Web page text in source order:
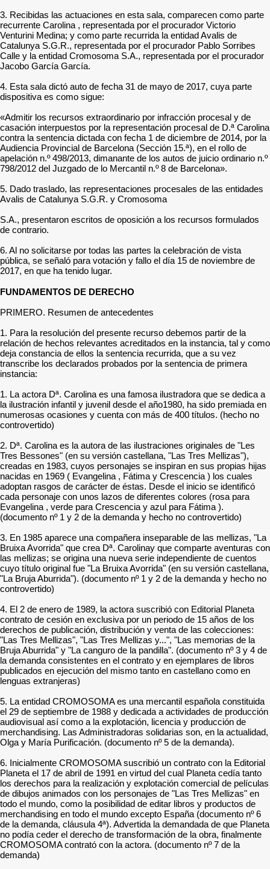
3. Recibidas las actuaciones en esta sala, comparecen como parte
recurrente Carolina , representada por el procurador Victorio
Venturini Medina; y como parte recurrida la entidad Avalis de
Catalunya S.G.R., representada por el procurador Pablo Sorribes
Calle y la entidad Cromosoma S.A., representada por el procurador
Jacobo García García.
4. Esta sala dictó auto de fecha 31 de mayo de 2017, cuya parte
dispositiva es como sigue:
«Admitir los recursos extraordinario por infracción procesal y de
casación interpuestos por la representación procesal de D.ª Carolina
contra la sentencia dictada con fecha 1 de diciembre de 2014, por la
Audiencia Provincial de Barcelona (Sección 15.ª), en el rollo de
apelación n.º 498/2013, dimanante de los autos de juicio ordinario n.º
798/2012 del Juzgado de lo Mercantil n.º 8 de Barcelona».
5. Dado traslado, las representaciones procesales de las entidades
Avalis de Catalunya S.G.R. y Cromosoma
S.A., presentaron escritos de oposición a los recursos formulados
de contrario.
6. Al no solicitarse por todas las partes la celebración de vista
pública, se señaló para votación y fallo el día 15 de noviembre de
2017, en que ha tenido lugar.
FUNDAMENTOS DE DERECHO
PRIMERO. Resumen de antecedentes
1. Para la resolución del presente recurso debemos partir de la
relación de hechos relevantes acreditados en la instancia, tal y como
deja constancia de ellos la sentencia recurrida, que a su vez
transcribe los declarados probados por la sentencia de primera
instancia:
1. La actora Dª. Carolina es una famosa ilustradora que se dedica a
la ilustración infantil y juvenil desde el año1980, ha sido premiada en
numerosas ocasiones y cuenta con más de 400 títulos. (hecho no
controvertido)
2. Dª. Carolina es la autora de las ilustraciones originales de "Les
Tres Bessones" (en su versión castellana, "Las Tres Mellizas"),
creadas en 1983, cuyos personajes se inspiran en sus propias hijas
nacidas en 1969 ( Evangelina , Fátima y Crescencia ) los cuales
adoptan rasgos de carácter de éstas. Desde el inicio se identificó
cada personaje con unos lazos de diferentes colores (rosa para
Evangelina , verde para Crescencia y azul para Fátima ).
(documento nº 1 y 2 de la demanda y hecho no controvertido)
3. En 1985 aparece una compañera inseparable de las mellizas, "La
Bruixa Avorrida" que crea Dª. Carolinay que comparte aventuras con
las mellizas; se origina una nueva serie independiente de cuentos
cuyo título original fue "La Bruixa Avorrida" (en su versión castellana,
"La Bruja Aburrida"). (documento nº 1 y 2 de la demanda y hecho no
controvertido)
4. El 2 de enero de 1989, la actora suscribió con Editorial Planeta
contrato de cesión en exclusiva por un periodo de 15 años de los
derechos de publicación, distribución y venta de las colecciones:
"Las Tres Mellizas", "Las Tres Mellizas y...", "Las memorias de la
Bruja Aburrida" y "La canguro de la pandilla". (documento nº 3 y 4 de
la demanda consistentes en el contrato y en ejemplares de libros
publicados en ejecución del mismo tanto en castellano como en
lenguas extranjeras)
5. La entidad CROMOSOMA es una mercantil española constituida
el 29 de septiembre de 1988 y dedicada a actividades de producción
audiovisual así como a la explotación, licencia y producción de
merchandising. Las Administradoras solidarias son, en la actualidad,
Olga y María Purificación. (documento nº 5 de la demanda).
6. Inicialmente CROMOSOMA suscribió un contrato con la Editorial
Planeta el 17 de abril de 1991 en virtud del cual Planeta cedía tanto
los derechos para la realización y explotación comercial de películas
de dibujos animados con los personajes de "Las Tres Mellizas" en
todo el mundo, como la posibilidad de editar libros y productos de
merchandising en todo el mundo excepto España (documento nº 6
de la demanda, cláusula 4ª). Advertida la demandada de que Planeta
no podía ceder el derecho de transformación de la obra, finalmente
CROMOSOMA contrató con la actora. (documento nº 7 de la
demanda)